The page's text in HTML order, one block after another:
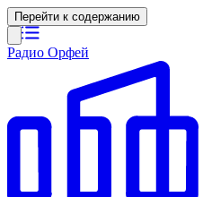
Перейти к содержанию
Радио Орфей